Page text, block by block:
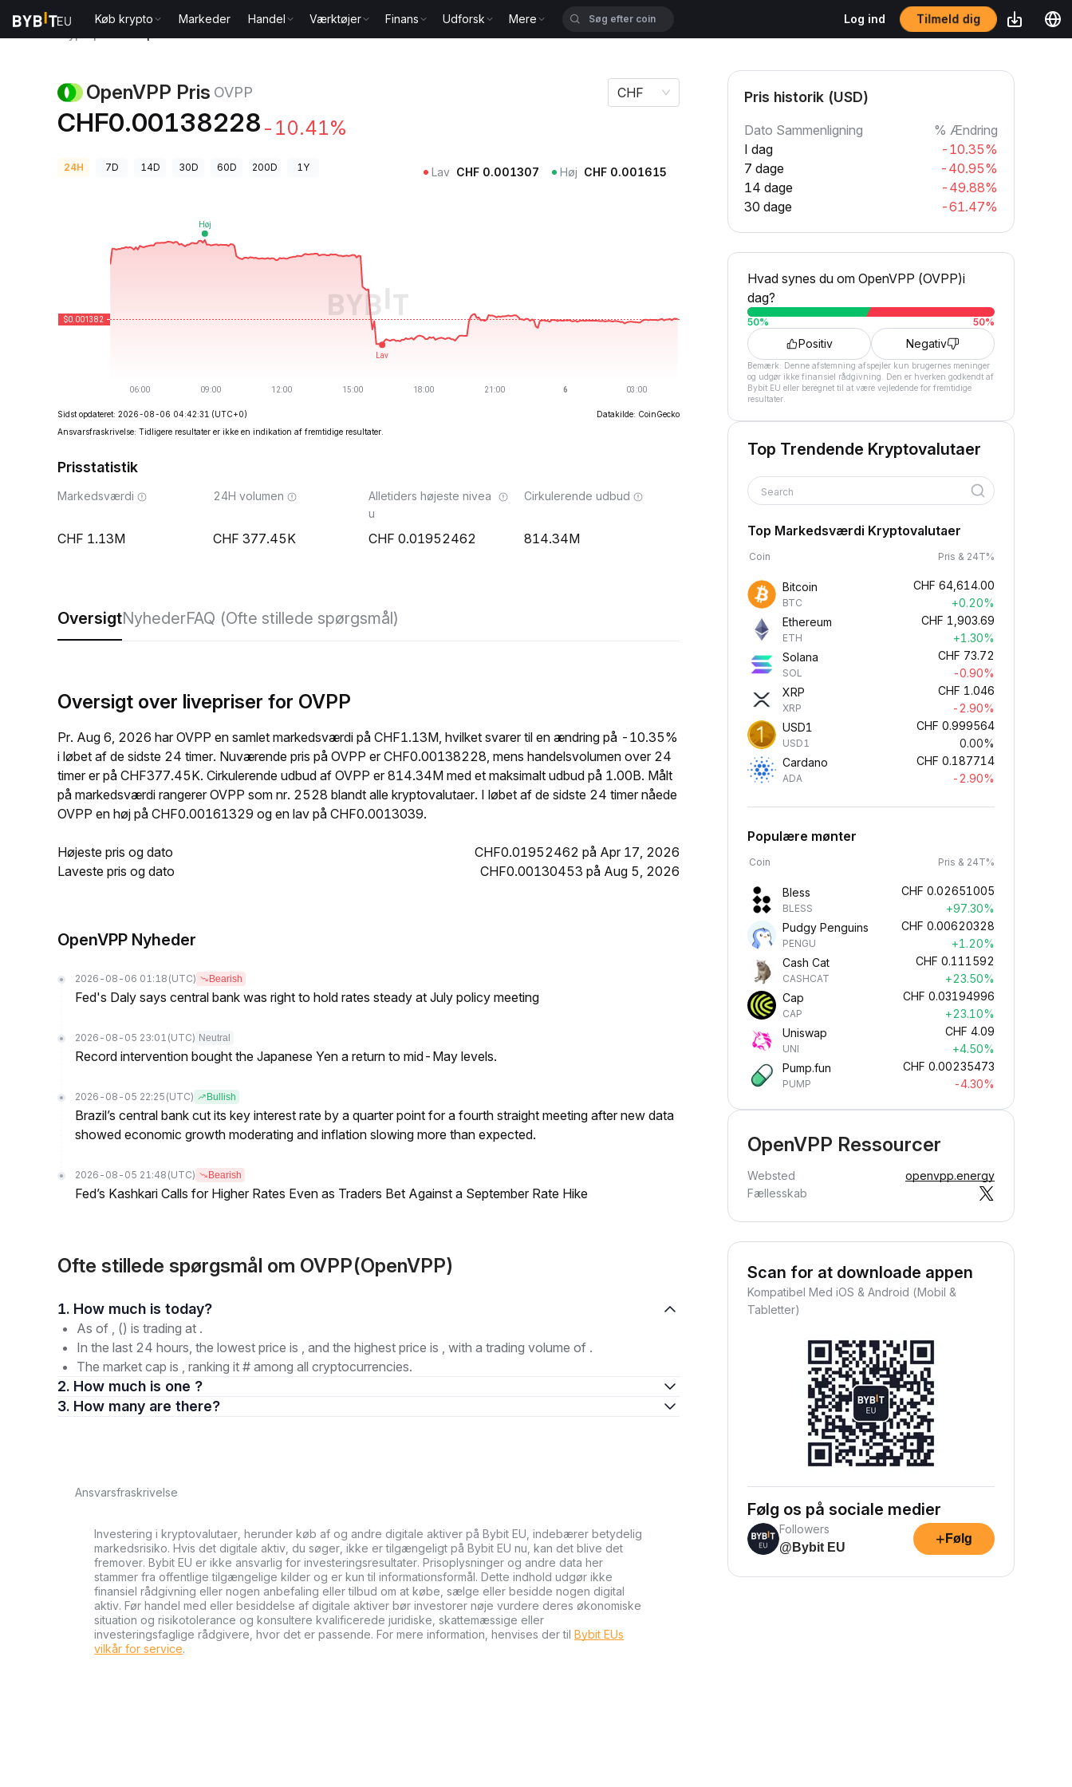
Køb krypto Markeder Handel Værktøjer Finans Udforsk Mere Log ind Tilmeld dig
OpenVPP Pris OVPP
CHF0.00138228 -10.41%
CHF
24H 7D 14D 30D 60D 200D 1Y Lav CHF 0.001307 Høj CHF 0.001615
Sidst opdateret: 2026-08-06 04:42:31 (UTC+0)
Datakilde: CoinGecko
Ansvarsfraskrivelse: Tidligere resultater er ikke en indikation af fremtidige resultater.
Prisstatistik
Markedsværdi
1.13M
24H volumen
377.45K
Alletiders højeste nivea
u
0.01952462
Cirkulerende udbud
814.34M
OversigtNyhederFAQ (Ofte stillede spørgsmål)
Oversigt over livepriser for OVPP
Pr. Aug 6, 2026 har OVPP en samlet markedsværdi på CHF1.13M, hvilket svarer til en ændring på -10.35%
i løbet af de sidste 24 timer. Nuværende pris på OVPP er CHF0.00138228, mens handelsvolumen over 24
timer er på CHF377.45K. Cirkulerende udbud af OVPP er 814.34M med et maksimalt udbud på 1.00B. Målt
på markedsværdi rangerer OVPP som nr. 2528 blandt alle kryptovalutaer. I løbet af de sidste 24 timer nåede
OVPP en høj på CHF0.00161329 og en lav på CHF0.0013039.
Højeste pris og dato
CHF0.01952462 på Apr 17, 2026
Laveste pris og dato
CHF0.00130453 på Aug 5, 2026
OpenVPP Nyheder
2026-08-06 01:18 (UTC) Bearish
Fed's Daly says central bank was right to hold rates steady at July policy meeting
2026-08-05 23:01 (UTC) Neutral
Record intervention bought the Japanese Yen a return to mid-May levels.
2026-08-05 22:25 (UTC) Bullish
Brazil’s central bank cut its key interest rate by a quarter point for a fourth straight meeting after new data
showed economic growth moderating and inflation slowing more than expected.
2026-08-05 21:48 (UTC) Bearish
Fed’s Kashkari Calls for Higher Rates Even as Traders Bet Against a September Rate Hike
Ofte stillede spørgsmål om OVPP(OpenVPP)
1. How much is today?
As of , () is trading at .
In the last 24 hours, the lowest price is , and the highest price is , with a trading volume of .
The market cap is , ranking it # among all cryptocurrencies.
2. How much is one ?
3. How many are there?
Ansvarsfraskrivelse
Investering i kryptovalutaer, herunder køb af og andre digitale aktiver på Bybit EU, indebærer betydelig
markedsrisiko. Hvis det digitale aktiv, du søger, ikke er tilgængeligt på Bybit EU nu, kan det blive det
fremover. Bybit EU er ikke ansvarlig for investeringsresultater. Prisoplysninger og andre data her
stammer fra offentlige tilgængelige kilder og er kun til informationsformål. Dette indhold udgør ikke
finansiel rådgivning eller nogen anbefaling eller tilbud om at købe, sælge eller besidde nogen digital
aktiv. Før handel med eller besiddelse af digitale aktiver bør investorer nøje vurdere deres økonomiske
situation og risikotolerance og konsultere kvalificerede juridiske, skattemæssige eller
investeringsfaglige rådgivere, hvor det er passende. For mere information, henvises der til Bybit EUs
vilkår for service.
Pris historik (USD)
Dato Sammenligning
% Ændring
I dag
-10.35%
7 dage
-40.95%
14 dage
-49.88%
30 dage
-61.47%
Hvad synes du om OpenVPP (OVPP)i
dag?
50% 50%
Positiv Negativ
Bemærk: Denne afstemning afspejler kun brugernes meninger
og udgør ikke finansiel rådgivning. Den er hverken godkendt af
Bybit EU eller beregnet til at være vejledende for fremtidige
resultater.
Top Trendende Kryptovalutaer
Search
Top Markedsværdi Kryptovalutaer
Coin Pris & 24T%
Bitcoin
BTC
CHF 64,614.00
+0.20%
Ethereum
ETH
CHF 1,903.69
+1.30%
Solana
SOL
CHF 73.72
-0.90%
XRP
XRP
CHF 1.046
-2.90%
USD1
USD1
CHF 0.999564
0.00%
Cardano
ADA
CHF 0.187714
-2.90%
Populære mønter
Coin Pris & 24T%
Bless
BLESS
CHF 0.02651005
+97.30%
Pudgy Penguins
PENGU
CHF 0.00620328
+1.20%
Cash Cat
CASHCAT
CHF 0.111592
+23.50%
Cap
CAP
CHF 0.03194996
+23.10%
Uniswap
UNI
CHF 4.09
+4.50%
Pump.fun
PUMP
CHF 0.00235473
-4.30%
OpenVPP Ressourcer
Websted
openvpp.energy
Fællesskab
Scan for at downloade appen
Kompatibel Med iOS & Android (Mobil &
Tabletter)
Følg os på sociale medier
Followers
@Bybit EU
+ Følg